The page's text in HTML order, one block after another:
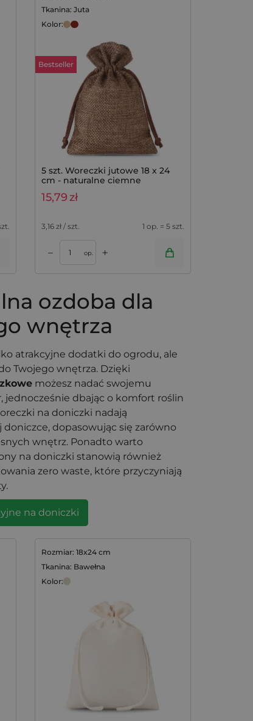
Tkanina: Juta
Kolor:
Bestseller
5 szt. Woreczki jutowe 18 x 24
cm - naturalne ciemne
15,79zł
3,16 zł / szt. 1 op. = 5 szt.
– op. +
ozdoba dla
wnętrza
atrakcyjne dodatki do ogrodu, ale
Twojego wnętrza. Dzięki
możesz nadać swojemu
jednocześnie dbając o komfort roślin
na doniczki nadają
dopasowując się zarówno
wnętrz. Ponadto warto
na doniczki stanowią również
zero waste, które przyczyniają
na doniczki
Rozmiar: 18x24 cm
Tkanina: Bawełna
Kolor: